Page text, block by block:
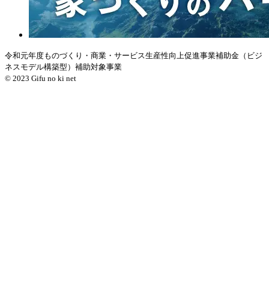
令和元年度ものづくり・商業・サービス生産性向上促進事業補助金（ビジ
ネスモデル構築型）補助対象事業
© 2023 Gifu no ki net